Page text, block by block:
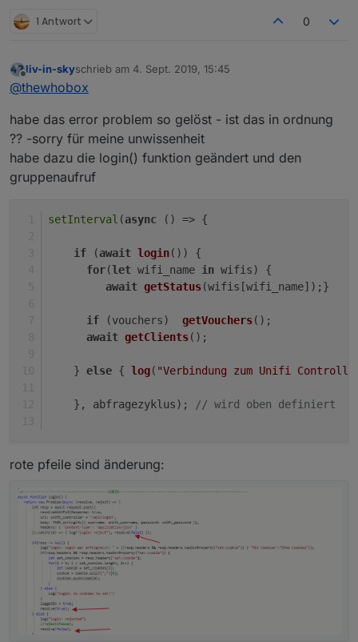
1 Antwort 0
Offline
liv-in-skyschrieb am 4. Sept. 2019, 15:45
zuletzt editiert von
@thewhobox
habe das error problem so gelöst - ist das in ordnung
?? -sorry für meine unwissenheit
habe dazu die login() funktion geändert und den
gruppenaufruf
setInterval (async () => {
if (await login()) {
for(let wifi_name in wifis) {
await getStatus(wifis[wifi_name]);}
if (vouchers) getVouchers();
await getClients();
    }
else { log( "Verbindung zum Unifi
    }, abfragezyklus);
// wird oben definiert
rote pfeile sind änderung: